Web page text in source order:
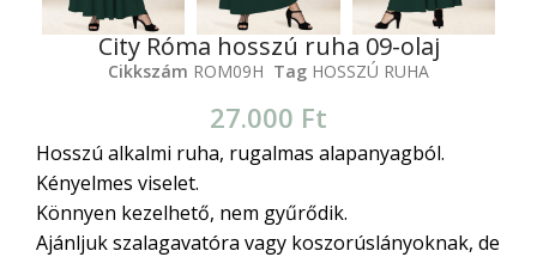
City Róma hosszú ruha 09-olaj
Cikkszám ROM09H Tag HOSSZÚ RUHA
27.000 Ft
Hosszú alkalmi ruha, rugalmas alapanyagból.
Kényelmes viselet.
Könnyen kezelhető, nem gyűrődik.
Ajánljuk szalagavatóra vagy koszorúslányoknak, de